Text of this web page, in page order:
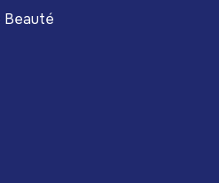
Beauté